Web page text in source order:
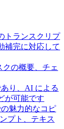
トランスクリプ
補完に対応して
の概要、チェ
り、AI による
が可能です
魅力的なコピ
プト、テキス